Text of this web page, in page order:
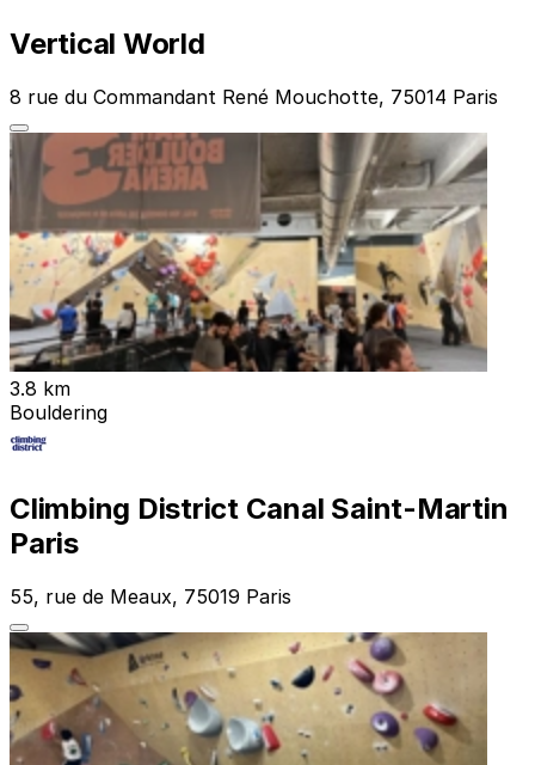
Vertical World
8 rue du Commandant René Mouchotte, 75014 Paris
3.8 km
Bouldering
Climbing District Canal Saint-Martin
Paris
55, rue de Meaux, 75019 Paris